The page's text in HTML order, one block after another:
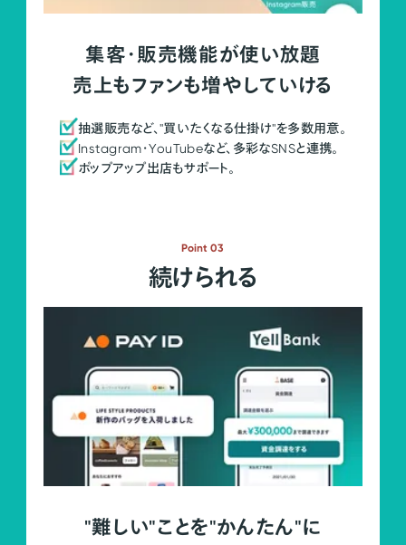
集客・販売機能が使い放題
売上もファンも増やしていける
抽選販売など、"買いたくなる仕掛け"を多数用意。
Instagram・YouTubeなど、多彩なSNSと連携。
ポップアップ出店もサポート。
Point 03
続けられる
"難しい"ことを"かんたん"に